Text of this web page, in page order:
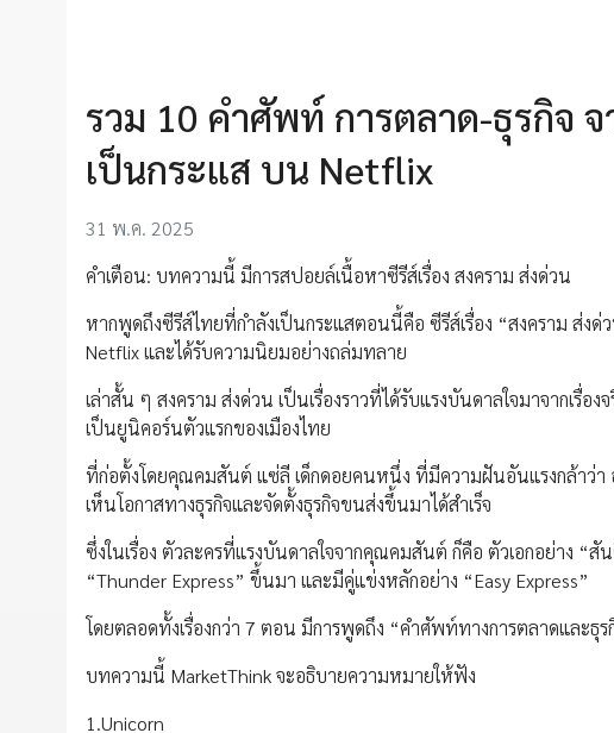
รวม 10 คำศัพท์ การตลาด-ธุรกิจ
เป็นกระแส บน Netflix
31 พ.ค. 2025
คำเตือน: บทความนี้ มีการสปอยล์เนื้อหาซีรีส์เรื่อง สงคราม ส่งด่วน
หากพูดถึงซีรีส์ไทยที่กำลังเป็นกระแสตอนนี้คือ ซีรีส์เรื่อง “สงคราม ส่
Netflix และได้รับความนิยมอย่างถล่มทลาย
เล่าสั้น ๆ สงคราม ส่งด่วน เป็นเรื่องราวที่ได้รับแรงบันดาลใจมาจากเรื่อ
เป็นยูนิคอร์นตัวแรกของเมืองไทย
ที่ก่อตั้งโดยคุณคมสันต์ แซ่ลี เด็กดอยคนหนึ่ง ที่มีความฝันอันแรงกล้าว่า
เห็นโอกาสทางธุรกิจและจัดตั้งธุรกิจขนส่งขึ้นมาได้สำเร็จ
ซึ่งในเรื่อง ตัวละครที่แรงบันดาลใจจากคุณคมสันต์ ก็คือ ตัวเอกอย่าง
“Thunder Express” ขึ้นมา และมีคู่แข่งหลักอย่าง “Easy Express”
โดยตลอดทั้งเรื่องกว่า 7 ตอน มีการพูดถึง “คำศัพท์ทางการตลาดและธุ
บทความนี้ MarketThink จะอธิบายความหมายให้ฟัง
1.Unicorn